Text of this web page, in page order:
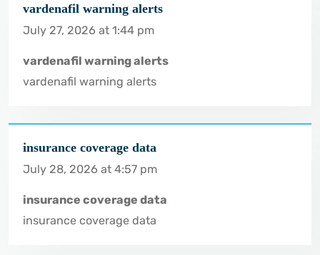
vardenafil warning alerts
July 27, 2026 at 1:44 pm
vardenafil warning alerts
vardenafil warning alerts
insurance coverage data
July 28, 2026 at 4:57 pm
insurance coverage data
insurance coverage data